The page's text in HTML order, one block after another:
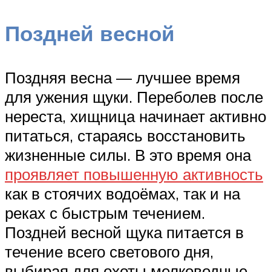
Поздней весной
Поздняя весна — лучшее время
для ужения щуки. Переболев после
нереста, хищница начинает активно
питаться, стараясь восстановить
жизненные силы. В это время она
проявляет повышенную активность
как в стоячих водоёмах, так и на
реках с быстрым течением.
Поздней весной щука питается в
течение всего светового дня,